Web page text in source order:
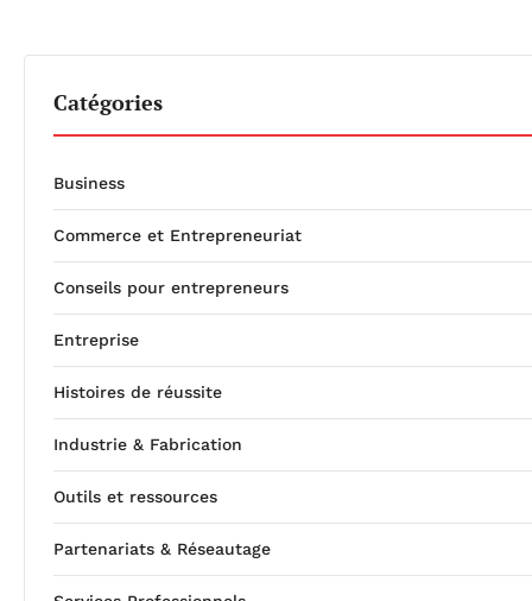
Catégories
Business
Commerce et Entrepreneuriat
Conseils pour entrepreneurs
Entreprise
Histoires de réussite
Industrie & Fabrication
Outils et ressources
Partenariats & Réseautage